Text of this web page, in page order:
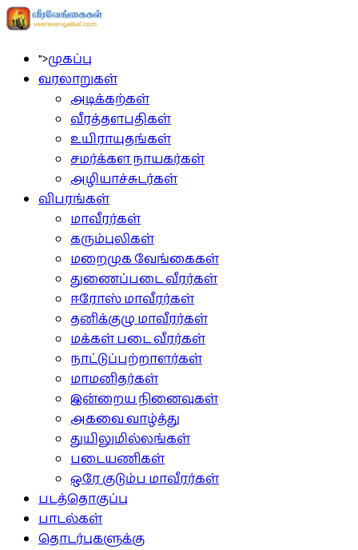
">முகப்பு
வரலாறுகள்
அடிக்கற்கள்
வீரத்தளபதிகள்
உயிராயுதங்கள்
சமர்க்கள நாயகர்கள்
அழியாச்சுடர்கள்
விபரங்கள்
மாவீரர்கள்
கரும்புலிகள்
மறைமுக வேங்கைகள்
துணைப்படை வீரர்கள்
ஈரோஸ் மாவீரர்கள்
தனிக்குழு மாவீரர்கள்
மக்கள் படை வீரர்கள்
நாட்டுப்பற்றாளர்கள்
மாமனிதர்கள்
இன்றைய நினைவுகள்
அகவை வாழ்த்து
துயிலுமில்லங்கள்
படையணிகள்
ஒரே குடும்ப மாவீரர்கள்
படத்தொகுப்பு
பாடல்கள்
தொடர்புகளுக்கு